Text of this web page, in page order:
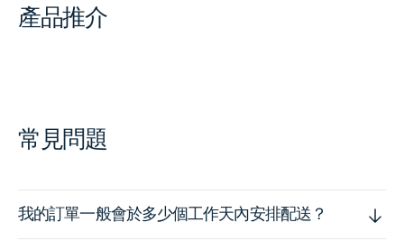
產品推介
常見問題
我的訂單一般會於多少個工作天內安排配送？